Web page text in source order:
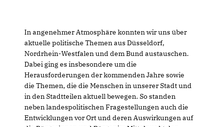
In angenehmer Atmosphäre konnten wir uns über
aktuelle politische Themen aus Düsseldorf,
Nordrhein-Westfalen und dem Bund austauschen.
Dabei ging es insbesondere um die
Herausforderungen der kommenden Jahre sowie
die Themen, die die Menschen in unserer Stadt und
in den Stadtteilen aktuell bewegen. So standen
neben landespolitischen Fragestellungen auch die
Entwicklungen vor Ort und deren Auswirkungen auf